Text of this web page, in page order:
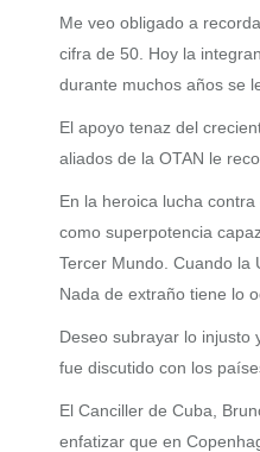
Me veo obligado a
cifra de 50. Hoy la
durante muchos años se
El apoyo tenaz del
aliados de la OTAN le
En la heroica lucha
como superpotencia
Tercer Mundo. Cuando la
Nada de extraño tiene lo
Deseo subrayar lo injusto
fue discutido con los
El Canciller de Cuba,
enfatizar que en